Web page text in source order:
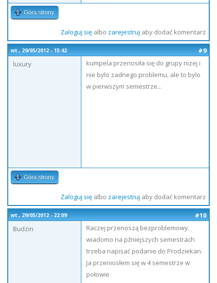
Góra strony
Zaloguj sięalbo zarejestruj aby dodać komentarz
wt., 29/05/2012 - 15:42
#9
luxury
kumpela przenosiła się do grupy nizej i
nie bylo zadnego problemu, ale to bylo
w pierwszym semestrze...
Góra strony
Zaloguj sięalbo zarejestruj aby dodać komentarz
wt., 29/05/2012 - 22:09
#10
Budzin
Raczej przenoszą bezproblemowy.
wiadomo na pźniejszych semestrach
trzeba napisać podanie do Prodziekan.
Ja przeniosłem się w 4 semestrze w
połowie